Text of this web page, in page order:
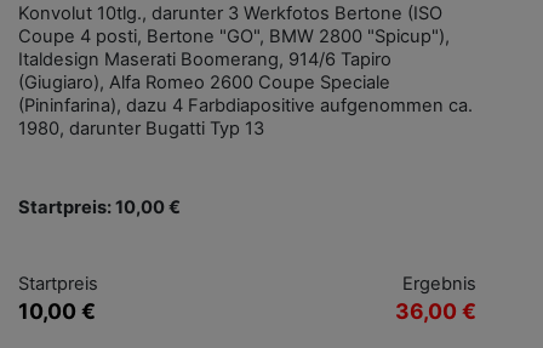
Konvolut 10tlg., darunter 3 Werkfotos Bertone (ISO
Coupe 4 posti, Bertone "GO", BMW 2800 "Spicup"),
Italdesign Maserati Boomerang, 914/6 Tapiro
(Giugiaro), Alfa Romeo 2600 Coupe Speciale
(Pininfarina), dazu 4 Farbdiapositive aufgenommen ca.
1980, darunter Bugatti Typ 13
Startpreis: 10,00 €
Startpreis
10,00 €
Ergebnis
36,00 €